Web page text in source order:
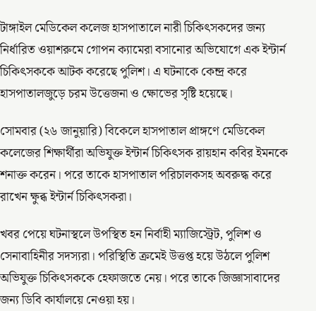
টাঙ্গাইল মেডিকেল কলেজ হাসপাতালে নারী চিকিৎসকদের জন্য
নির্ধারিত ওয়াশরুমে গোপন ক্যামেরা বসানোর অভিযোগে এক ইন্টার্ন
চিকিৎসককে আটক করেছে পুলিশ। এ ঘটনাকে কেন্দ্র করে
হাসপাতালজুড়ে চরম উত্তেজনা ও ক্ষোভের সৃষ্টি হয়েছে।
সোমবার (২৬ জানুয়ারি) বিকেলে হাসপাতাল প্রাঙ্গণে মেডিকেল
কলেজের শিক্ষার্থীরা অভিযুক্ত ইন্টার্ন চিকিৎসক রায়হান কবির ইমনকে
শনাক্ত করেন। পরে তাকে হাসপাতাল পরিচালকসহ অবরুদ্ধ করে
রাখেন ক্ষুব্ধ ইন্টার্ন চিকিৎসকরা।
খবর পেয়ে ঘটনাস্থলে উপস্থিত হন নির্বাহী ম্যাজিস্ট্রেট, পুলিশ ও
সেনাবাহিনীর সদস্যরা। পরিস্থিতি ক্রমেই উত্তপ্ত হয়ে উঠলে পুলিশ
অভিযুক্ত চিকিৎসককে হেফাজতে নেয়। পরে তাকে জিজ্ঞাসাবাদের
জন্য ডিবি কার্যালয়ে নেওয়া হয়।